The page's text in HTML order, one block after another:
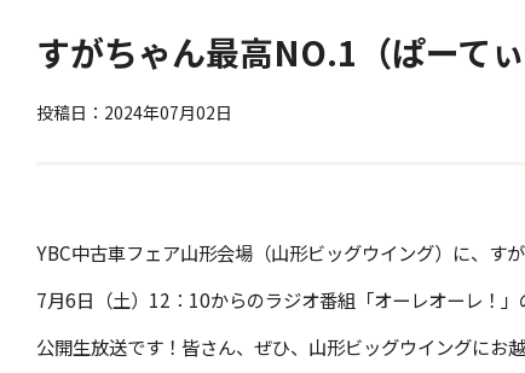
すがちゃん最高NO.1（ぱーて
投稿日：2024年07月02日
YBC中古車フェア山形会場（山形ビッグウイング）に、す
7月6日（土）12：10からのラジオ番組「オーレオーレ！
公開生放送です！皆さん、ぜひ、山形ビッグウイングにお